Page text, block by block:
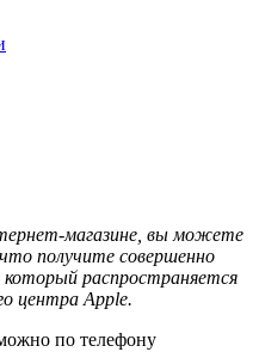
магазине, вы можете
получите совершенно
распространяется
центра Apple.
по телефону